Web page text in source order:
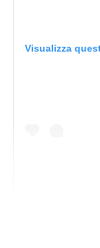
Visualizza
Vi ringrazio dei